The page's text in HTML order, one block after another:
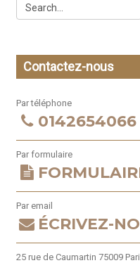
Contactez-nous
Par téléphone
0142654066
Par formulaire
Par email
ÉCRIVEZ-
25 rue de Caumartin 75009